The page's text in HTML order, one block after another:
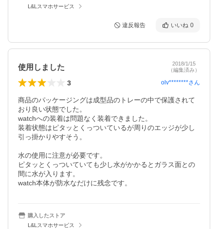
L&Lスマホサービス
違反報告 いいね 0
使用しました
2018/1/15
（編集済み）
3 olv********さん
商品のパッケージングは成型品のトレーの中で保護されて
おり良い状態でした。
watchへの装着は問題なく装着できました。
装着状態はピタッとくっついているが周りのエッジが少し
引っ掛かりやすそう。
水の使用に注意が必要です。
ピタッとくっついていても少し水がかかるとガラス面との
間に水が入ります。
watch本体が防水なだけに残念です。
購入したストア
L&Lスマホサービス